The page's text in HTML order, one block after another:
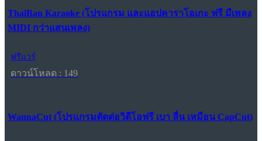
ThaiBan Karaoke (โปรแกรม และแอปคาราโอเกะ ฟรี มีเพลง
MIDI กว่าแสนเพลง)
ฟรีแวร์
ดาวน์โหลด : 149
WannaCut (โปรแกรมตัดต่อวิดีโอฟรี เบา ลื่น เหมือน CapCut)